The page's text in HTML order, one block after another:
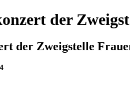
der
der Zweigstelle